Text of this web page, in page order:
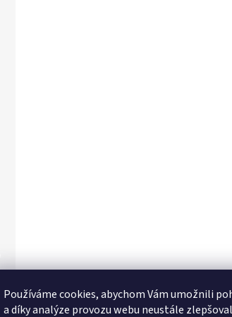
Používáme cookies, abychom Vám umožnili
a díky analýze provozu webu neustále